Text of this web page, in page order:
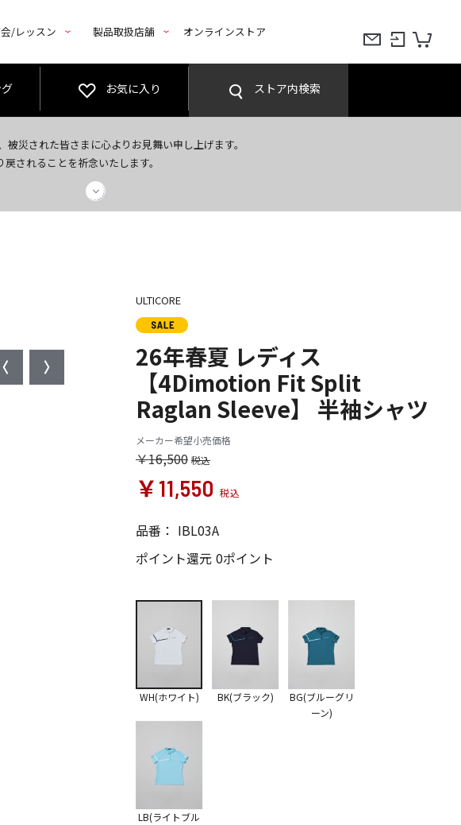
/レッスン 製品取扱店舗 オンラインストア
お気に入り ストア内検索
災された皆さまに心よりお見舞い申し上げます。
されることを祈念いたします。
レゼント！
ULTICORE
26年春夏 レディス
【4Dimotion Fit Split
Raglan Sleeve】 半袖シャツ
メーカー希望小売価格
￥16,500
￥11,550
品番： IBL03A
ポイント還元 0ポイント
WH(ホワイト) BK(ブラック)
BG(ブルーグリ
ーン)
LB(ライトブル